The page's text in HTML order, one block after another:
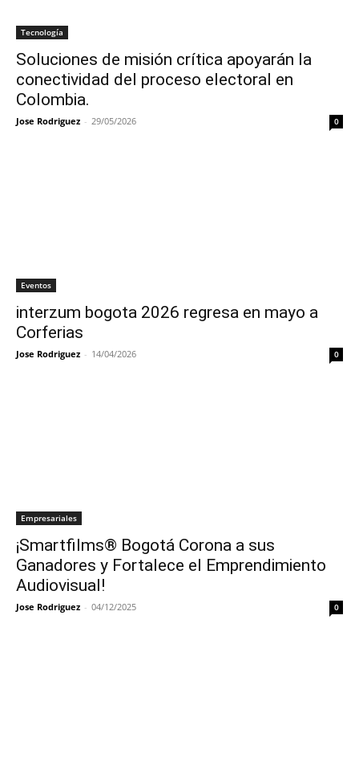
Tecnología
Soluciones de misión crítica apoyarán la
conectividad del proceso electoral en
Colombia.
Jose Rodriguez - 29/05/2026 0
Eventos
interzum bogota 2026 regresa en mayo a
Corferias
Jose Rodriguez - 14/04/2026 0
Empresariales
¡Smartfilms® Bogotá Corona a sus
Ganadores y Fortalece el Emprendimiento
Audiovisual!
Jose Rodriguez - 04/12/2025 0